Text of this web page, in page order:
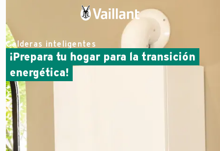
Calderas inteligentes
¡Prepara tu hogar para la transición
energética!